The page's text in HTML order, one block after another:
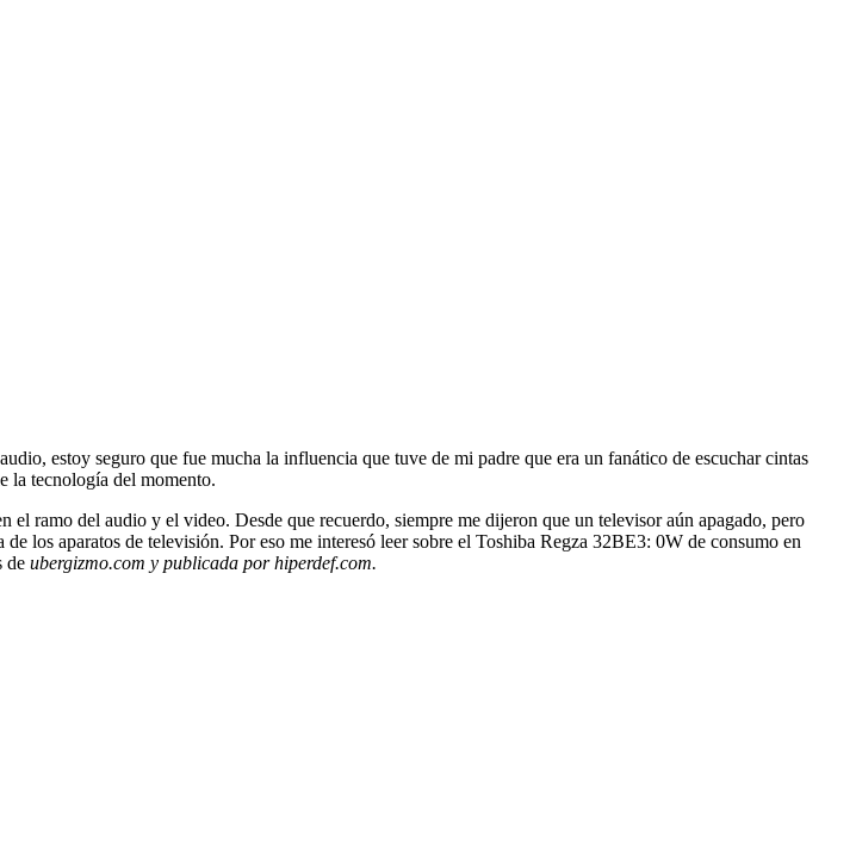
estoy seguro que fue mucha la influencia que tuve de mi padre que era un fanático de escuchar cintas
la tecnología del momento.
el ramo del audio y el video. Desde que recuerdo, siempre me dijeron que un televisor aún apagado, pero
los aparatos de televisión. Por eso me interesó leer sobre el Toshiba Regza 32BE3: 0W de consumo en
de ubergizmo.com y publicada por hiperdef.com.